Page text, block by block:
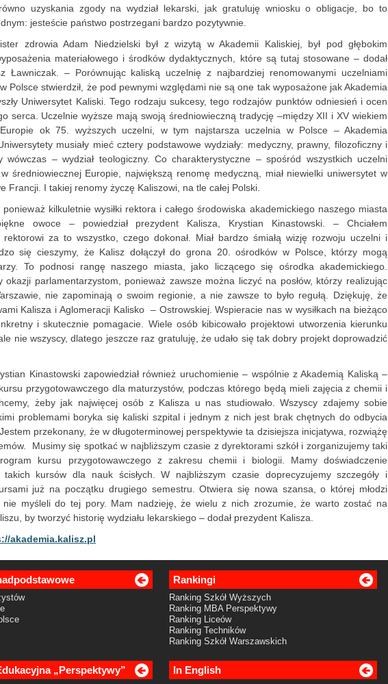
uzyskania zgody na wydział lekarski, jak gratuluję wniosku o obligacje, bo to
jesteście państwo postrzegani bardzo pozytywnie.
zdrowia Adam Niedzielski był z wizytą w Akademii Kaliskiej, był pod głębokim
materiałowego i środków dydaktycznych, które są tutaj stosowane – dodał
Ławniczak. – Porównując kaliską uczelnię z najbardziej renomowanymi uczelniami
Polsce stwierdził, że pod pewnymi względami nie są one tak wyposażone jak Akademia
Uniwersytet Kaliski. Tego rodzaju sukcesy, tego rodzajów punktów odniesień i ocen
serca. Uczelnie wyższe mają swoją średniowieczną tradycję –między XII i XV wiekiem
ok 75. wyższych uczelni, w tym najstarsza uczelnia w Polsce – Akademia
musiały mieć cztery podstawowe wydziały: medyczny, prawny, filozoficzny i
wówczas – wydział teologiczny. Co charakterystyczne – spośród wszystkich uczelni
średniowiecznej Europie, największą renomę medyczną, miał niewielki uniwersytet w
Francji. I takiej renomy życzę Kaliszowi, na tle całej Polski.
kilkuletnie wysiłki rektora i całego środowiska akademickiego naszego miasta
owoce – powiedział prezydent Kalisza, Krystian Kinastowski. – Chciałem
rektorowi za to wszystko, czego dokonał. Miał bardzo śmiałą wizję rozwoju uczelni i
się cieszymy, że Kalisz dołączył do grona 20. ośrodków w Polsce, którzy mogą
To podnosi rangę naszego miasta, jako liczącego się ośrodka akademickiego.
okazji parlamentarzystom, ponieważ zawsze można liczyć na posłów, którzy realizując
nie zapominają o swoim regionie, a nie zawsze to było regułą. Dziękuję, że
Kalisza i Aglomeracji Kalisko – Ostrowskiej. Wspieracie nas w wysiłkach na bieżąco
i skutecznie pomagacie. Wiele osób kibicowało projektowi utworzenia kierunku
nie wszyscy, dlatego jeszcze raz gratuluję, że udało się tak dobry projekt doprowadzić
Kinastowski zapowiedział również uruchomienie – wspólnie z Akademią Kaliską –
przygotowawczego dla maturzystów, podczas którego będą mieli zajęcia z chemii i
żeby jak najwięcej osób z Kalisza u nas studiowało. Wszyscy zdajemy sobie
problemami boryka się kaliski szpital i jednym z nich jest brak chętnych do odbycia
przekonany, że w długoterminowej perspektywie ta dzisiejsza inicjatywa, rozwiążę
Musimy się spotkać w najbliższym czasie z dyrektorami szkół i zorganizujemy taki
kursu przygotowawczego z zakresu chemii i biologii. Mamy doświadczenie
takich kursów dla nauk ścisłych. W najbliższym czasie doprecyzujemy szczegóły i
już na początku drugiego semestru. Otwiera się nowa szansa, o której młodzi
nie myśleli do tej pory. Mam nadzieję, że wielu z nich zrozumie, że warto zostać na
by tworzyć historię wydziału lekarskiego – dodał prezydent Kalisza.
akademia.kalisz.pl
Rankingi
Ranking Szkół Wyższych
Ranking MBA Perspektywy
Ranking Liceów
Ranking Techników
Ranking Szkół Warszawskich
„Perspektywy” In English